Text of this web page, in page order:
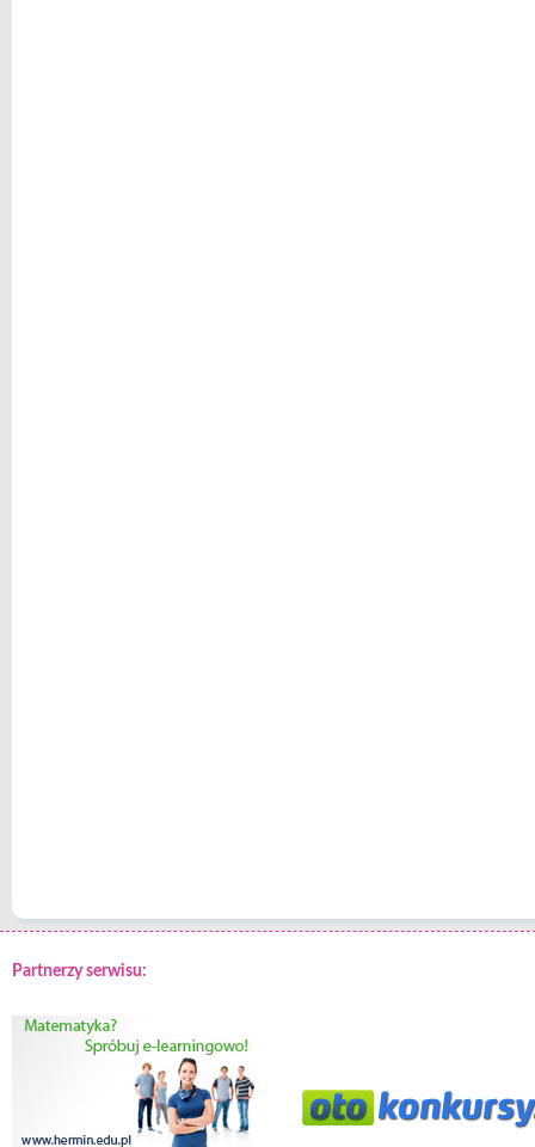
Partnerzy serwisu: